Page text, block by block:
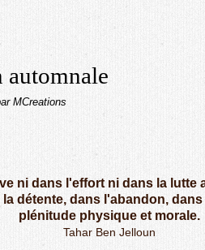
automnale
MCreations
ni dans l'effort ni dans la lutte
détente, dans l'abandon,
plénitude physique et morale.
Tahar Ben Jelloun